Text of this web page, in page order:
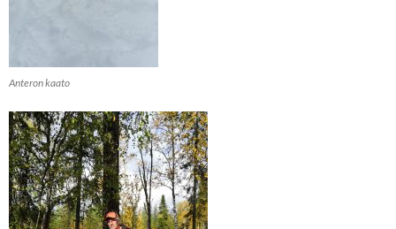
Anteron kaato